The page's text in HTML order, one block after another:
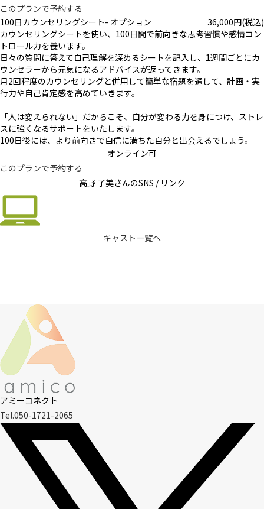
このプランで予約する
100日カウンセリングシート- オプション
36,000円(税込)
カウンセリングシートを使い、100日間で前向きな思考習慣や感情コン
トロール力を養います。
日々の質問に答えて自己理解を深めるシートを記入し、1週間ごとにカ
ウンセラーから元気になるアドバイスが返ってきます。
月2回程度のカウンセリングと併用して簡単な宿題を通して、計画・実
行力や自己肯定感を高めていきます。
「人は変えられない」だからこそ、自分が変わる力を身につけ、ストレ
スに強くなるサポートをいたします。
100日後には、より前向きで自信に満ちた自分と出会えるでしょう。
オンライン可
このプランで予約する
高野 了美さんのSNS / リンク
キャスト一覧へ
アミーコネクト
Tel.050-1721-2065